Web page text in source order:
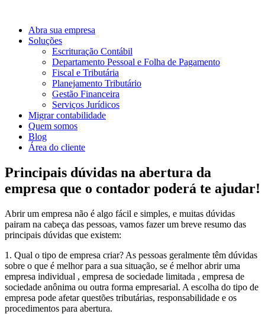
Abra sua empresa
Soluções
Escrituração Contábil
Departamento Pessoal e Folha de Pagamento
Fiscal e Tributária
Planejamento Tributário
Gestão Financeira
Serviços Jurídicos
Migrar contabilidade
Quem somos
Blog
Área do cliente
Principais dúvidas na abertura da
empresa que o contador poderá te ajudar!
Abrir um empresa não é algo fácil e simples, e muitas dúvidas
pairam na cabeça das pessoas, vamos fazer um breve resumo das
principais dúvidas que existem:
1. Qual o tipo de empresa criar? As pessoas geralmente têm dúvidas
sobre o que é melhor para a sua situação, se é melhor abrir uma
empresa individual , empresa de sociedade limitada , empresa de
sociedade anônima ou outra forma empresarial. A escolha do tipo de
empresa pode afetar questões tributárias, responsabilidade e os
procedimentos para abertura.